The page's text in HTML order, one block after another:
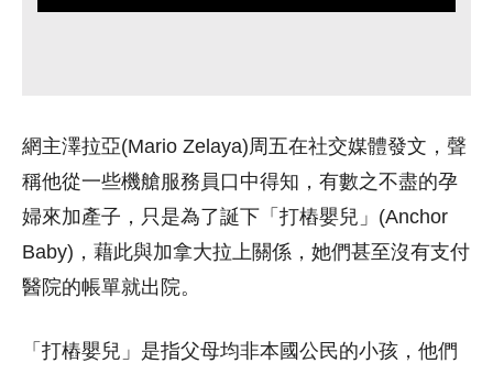
網主澤拉亞(Mario Zelaya)周五在社交媒體發文，聲
稱他從一些機艙服務員口中得知，有數之不盡的孕
婦來加產子，只是為了誕下「打樁嬰兒」(Anchor
Baby)，藉此與加拿大拉上關係，她們甚至沒有支付
醫院的帳單就出院。
「打樁嬰兒」是指父母均非本國公民的小孩，他們